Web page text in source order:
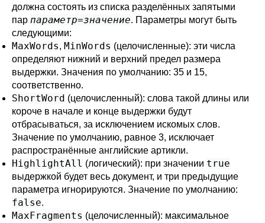
должна состоять из списка разделённых запятыми
пар параметр=значение. Параметры могут быть
следующими:
MaxWords, MinWords (целочисленные): эти числа
определяют нижний и верхний предел размера
выдержки. Значения по умолчанию: 35 и 15,
соответственно.
ShortWord (целочисленный): слова такой длины или
короче в начале и конце выдержки будут
отбрасываться, за исключением искомых слов.
Значение по умолчанию, равное 3, исключает
распространённые английские артикли.
HighlightAll (логический): при значении true
выдержкой будет весь документ, и три предыдущие
параметра игнорируются. Значение по умолчанию:
false.
MaxFragments (целочисленный): максимальное